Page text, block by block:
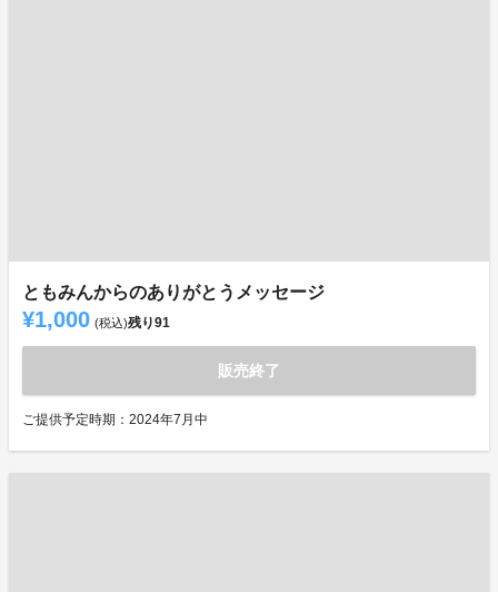
ともみんからのありがとうメッセージ
¥1,000 (税込)残り91
販売終了
ご提供予定時期：2024年7月中